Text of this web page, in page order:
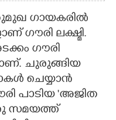
ഗായകരിൽ
ഗൗരി ലക്ഷ്മി.
ഗൗരി
ചുരുങ്ങിയ
ചെയ്യാൻ
പാടിയ 'അജിത
സമയത്ത്